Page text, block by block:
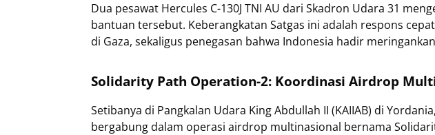
Dua pesawat Hercules C-130J TNI AU dari Skadron Udara 31
bantuan tersebut. Keberangkatan Satgas ini adalah respons
di Gaza, sekaligus penegasan bahwa Indonesia hadir
Solidarity Path Operation-2: Koordinasi Airdrop
Setibanya di Pangkalan Udara King Abdullah II (KAIIAB) di
bergabung dalam operasi airdrop multinasional bernama